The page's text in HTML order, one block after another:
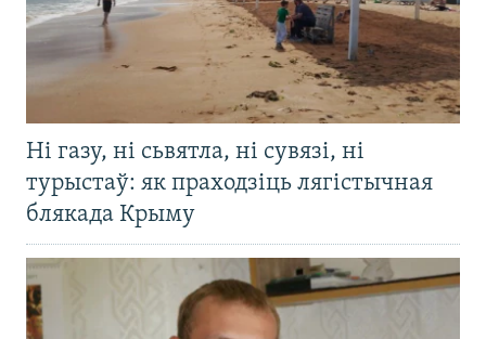
Ні газу, ні сьвятла, ні сувязі, ні
турыстаў: як праходзіць лягістычная
блякада Крыму